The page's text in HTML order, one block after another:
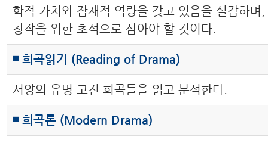
학적 가치와 잠재적 역량을 갖고 있음을 실감하며
창작을 위한 초석으로 삼아야 할 것이다.
◾ 희곡읽기 (Reading of Drama)
서양의 유명 고전 희곡들을 읽고 분석한다.
◾ 희곡론 (Modern Drama)